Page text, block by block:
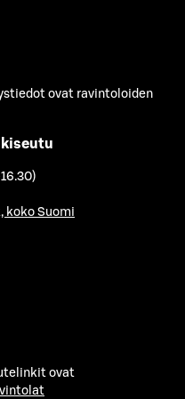
ovat ravintoloiden
koko Suomi
ovat